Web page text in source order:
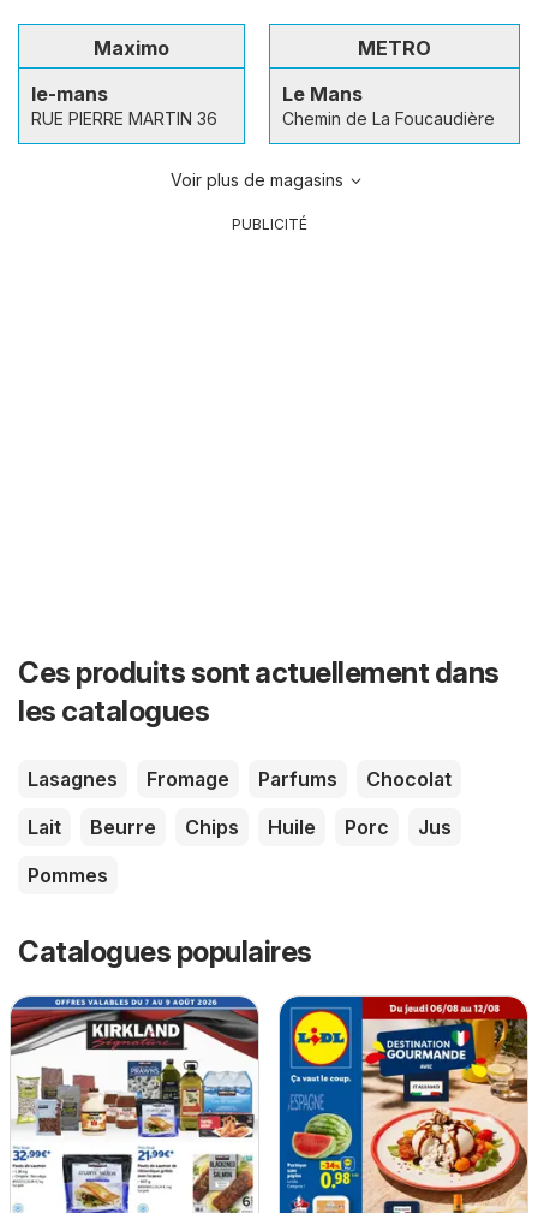
Maximo
le-mans
RUE PIERRE MARTIN 36
METRO
Le Mans
Chemin de La Foucaudière
Voir plus de magasins
PUBLICITÉ
Ces produits sont actuellement dans
les catalogues
Lasagnes Fromage Parfums
Chocolat
Lait
Beurre Chips Huile Porc
Jus
Pommes
Catalogues populaires